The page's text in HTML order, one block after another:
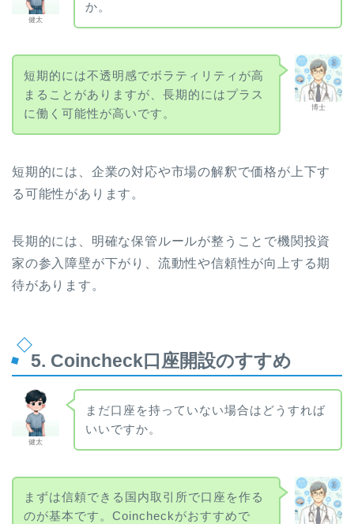
健太
か。
博士
短期的には不透明感でボラティリティが高
まることがありますが、長期的にはプラス
に働く可能性が高いです。
短期的には、企業の対応や市場の解釈で価格が上下す
る可能性があります。
長期的には、明確な保管ルールが整うことで機関投資
家の参入障壁が下がり、流動性や信頼性が向上する期
待があります。
5. Coincheck口座開設のすすめ
健太
まだ口座を持っていない場合はどうすれば
いいですか。
まずは信頼できる国内取引所で口座を作る
のが基本です。Coincheckがおすすめで